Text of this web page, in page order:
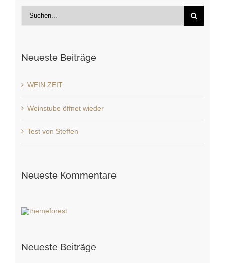
Suche
Neueste Beiträge
WEIN.ZEIT
Weinstube öffnet wieder
Test von Steffen
Neueste Kommentare
Neueste Beiträge